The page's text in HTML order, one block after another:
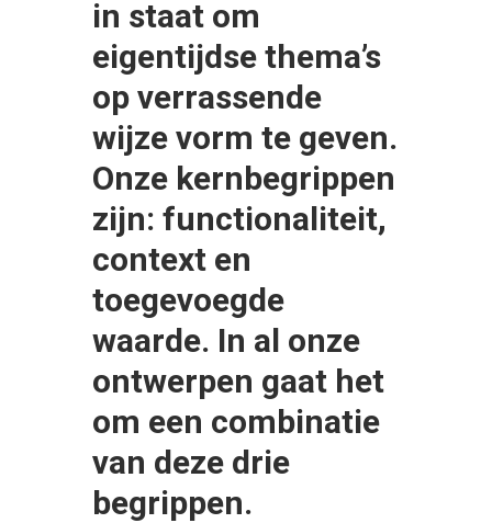
in staat om
eigentijdse thema’s
op verrassende
wijze vorm te geven.
Onze kernbegrippen
zijn: functionaliteit,
context en
toegevoegde
waarde. In al onze
ontwerpen gaat het
om een combinatie
van deze drie
begrippen.